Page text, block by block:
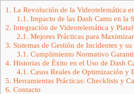
1. La Revolución de la Videotelemática
1.1. Impacto de las Dash Cams en la
2. Integración de Videotelemática y
2.1. Mejores Prácticas para
3. Sistemas de Gestión de Incidentes y
3.1. Cumplimiento Normativo
4. Historias de Éxito en el Uso de Dash
4.1. Casos Reales de Optimización y
5. Herramientas Prácticas: Checklists y
6. Contacto